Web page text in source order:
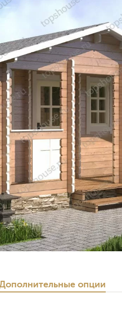
опции